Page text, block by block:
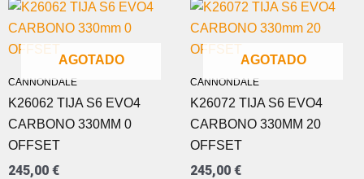
AGOTADO
CANNONDALE
K26062 TIJA S6 EVO4
CARBONO 330MM 0
OFFSET
245,00 €
AGOTADO
CANNONDALE
K26072 TIJA S6 EVO4
CARBONO 330MM 20
OFFSET
245,00 €